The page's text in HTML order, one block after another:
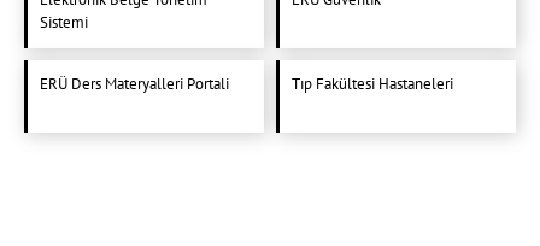
Sistemi
ERÜ Ders Materyalleri Portali Tıp Fakültesi Hastaneleri